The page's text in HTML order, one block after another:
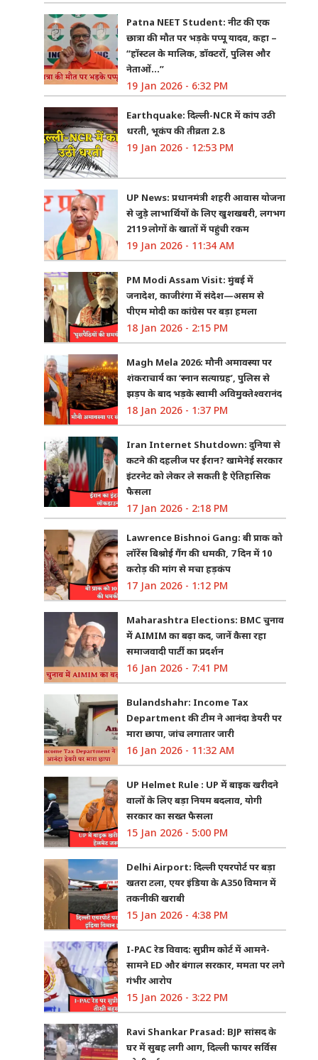
Patna NEET Student: नीट की एक
छात्रा की मौत पर भड़के पप्पू यादव, कहा –
“हॉस्टल के मालिक, डॉक्टरों, पुलिस और
नेताओं…”
19 Jan 2026 - 6:32 PM
Earthquake: दिल्ली-NCR में कांप उठी
धरती, भूकंप की तीव्रता 2.8
19 Jan 2026 - 12:53 PM
UP News: प्रधानमंत्री शहरी आवास योजना
से जुड़े लाभार्थियों के लिए खुशखबरी, लगभग
2119 लोगों के खातों में पहुंची रकम
19 Jan 2026 - 11:34 AM
PM Modi Assam Visit: मुंबई में
जनादेश, काजीरंगा में संदेश—असम से
पीएम मोदी का कांग्रेस पर बड़ा हमला
18 Jan 2026 - 2:15 PM
Magh Mela 2026: मौनी अमावस्या पर
शंकराचार्य का ‘स्नान सत्याग्रह’, पुलिस से
झड़प के बाद भड़के स्वामी अविमुक्तेश्वरानंद
18 Jan 2026 - 1:37 PM
Iran Internet Shutdown: दुनिया से
कटने की दहलीज पर ईरान? खामेनेई सरकार
इंटरनेट को लेकर ले सकती है ऐतिहासिक
फैसला
17 Jan 2026 - 2:18 PM
Lawrence Bishnoi Gang: बी प्राक को
लॉरेंस बिश्नोई गैंग की धमकी, 7 दिन में 10
करोड़ की मांग से मचा हड़कंप
17 Jan 2026 - 1:12 PM
Maharashtra Elections: BMC चुनाव
में AIMIM का बढ़ा कद, जानें कैसा रहा
समाजवादी पार्टी का प्रदर्शन
16 Jan 2026 - 7:41 PM
Bulandshahr: Income Tax
Department की टीम ने आनंदा डेयरी पर
मारा छापा, जांच लगातार जारी
16 Jan 2026 - 11:32 AM
UP Helmet Rule : UP में बाइक खरीदने
वालों के लिए बड़ा नियम बदलाव, योगी
सरकार का सख्त फैसला
15 Jan 2026 - 5:00 PM
Delhi Airport: दिल्ली एयरपोर्ट पर बड़ा
खतरा टला, एयर इंडिया के A350 विमान में
तकनीकी खराबी
15 Jan 2026 - 4:38 PM
I-PAC रेड विवाद: सुप्रीम कोर्ट में आमने-
सामने ED और बंगाल सरकार, ममता पर लगे
गंभीर आरोप
15 Jan 2026 - 3:22 PM
Ravi Shankar Prasad: BJP सांसद के
घर में सुबह लगी आग, दिल्ली फायर सर्विस